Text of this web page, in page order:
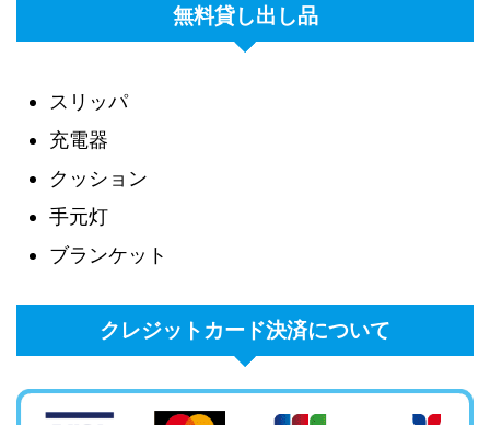
無料貸し出し品
スリッパ
充電器
クッション
手元灯
ブランケット
クレジットカード決済について